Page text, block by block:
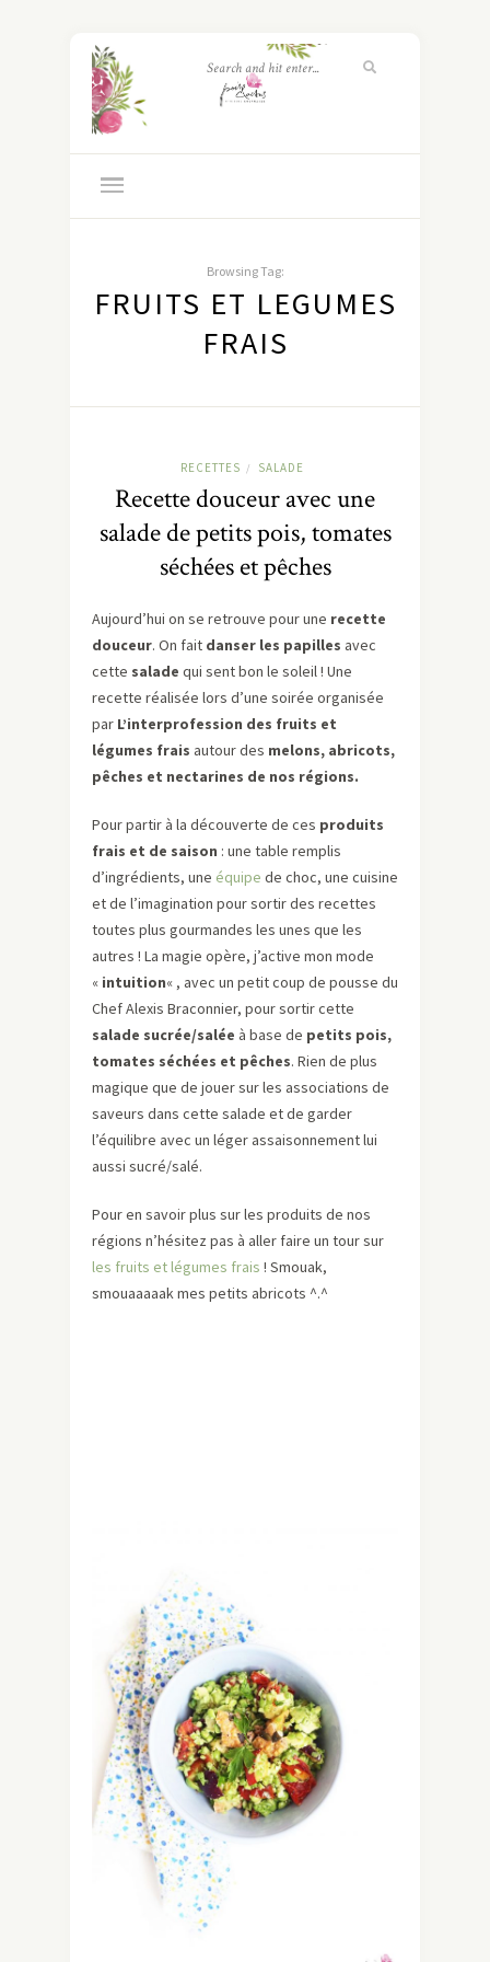
Browsing Tag:
FRUITS ET LEGUMES
FRAIS
RECETTES / SALADE
Recette douceur avec une
salade de petits pois, tomates
séchées et pêches
Aujourd’hui on se retrouve pour une recette
douceur. On fait danser les papilles avec
cette salade qui sent bon le soleil ! Une
recette réalisée lors d’une soirée organisée
par L’interprofession des fruits et
légumes frais autour des melons, abricots,
pêches et nectarines de nos régions.
Pour partir à la découverte de ces produits
frais et de saison : une table remplis
d’ingrédients, une équipe de choc, une cuisine
et de l’imagination pour sortir des recettes
toutes plus gourmandes les unes que les
autres ! La magie opère, j’active mon mode
« intuition« , avec un petit coup de pousse du
Chef Alexis Braconnier, pour sortir cette
salade sucrée/salée à base de petits pois,
tomates séchées et pêches. Rien de plus
magique que de jouer sur les associations de
saveurs dans cette salade et de garder
l’équilibre avec un léger assaisonnement lui
aussi sucré/salé.
Pour en savoir plus sur les produits de nos
régions n’hésitez pas à aller faire un tour sur
les fruits et légumes frais ! Smouak,
smouaaaaak mes petits abricots ^.^